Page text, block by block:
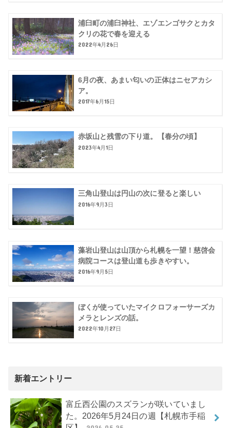
浦臼町の浦臼神社、エゾエンゴサクとカタ
クリの花で春を迎える
2022年4月26日
6月の夜、あまい匂いの正体はニセアカシ
ア。
2017年6月15日
赤坂山と残雪の下り道。【春分の頃】
2023年4月1日
三角山登山は円山の次に登ると楽しい
2016年9月3日
藻岩山登山は山頂から札幌を一望！慈啓会
病院コースは登山道も歩きやすい。
2016年9月5日
ぼくが使っていたマイクロフォーサーズカ
メラとレンズの話。
2022年10月27日
新着エントリー
富丘西公園のスズランが咲いていまし
た。2026年5月24日の週【札幌市手稲